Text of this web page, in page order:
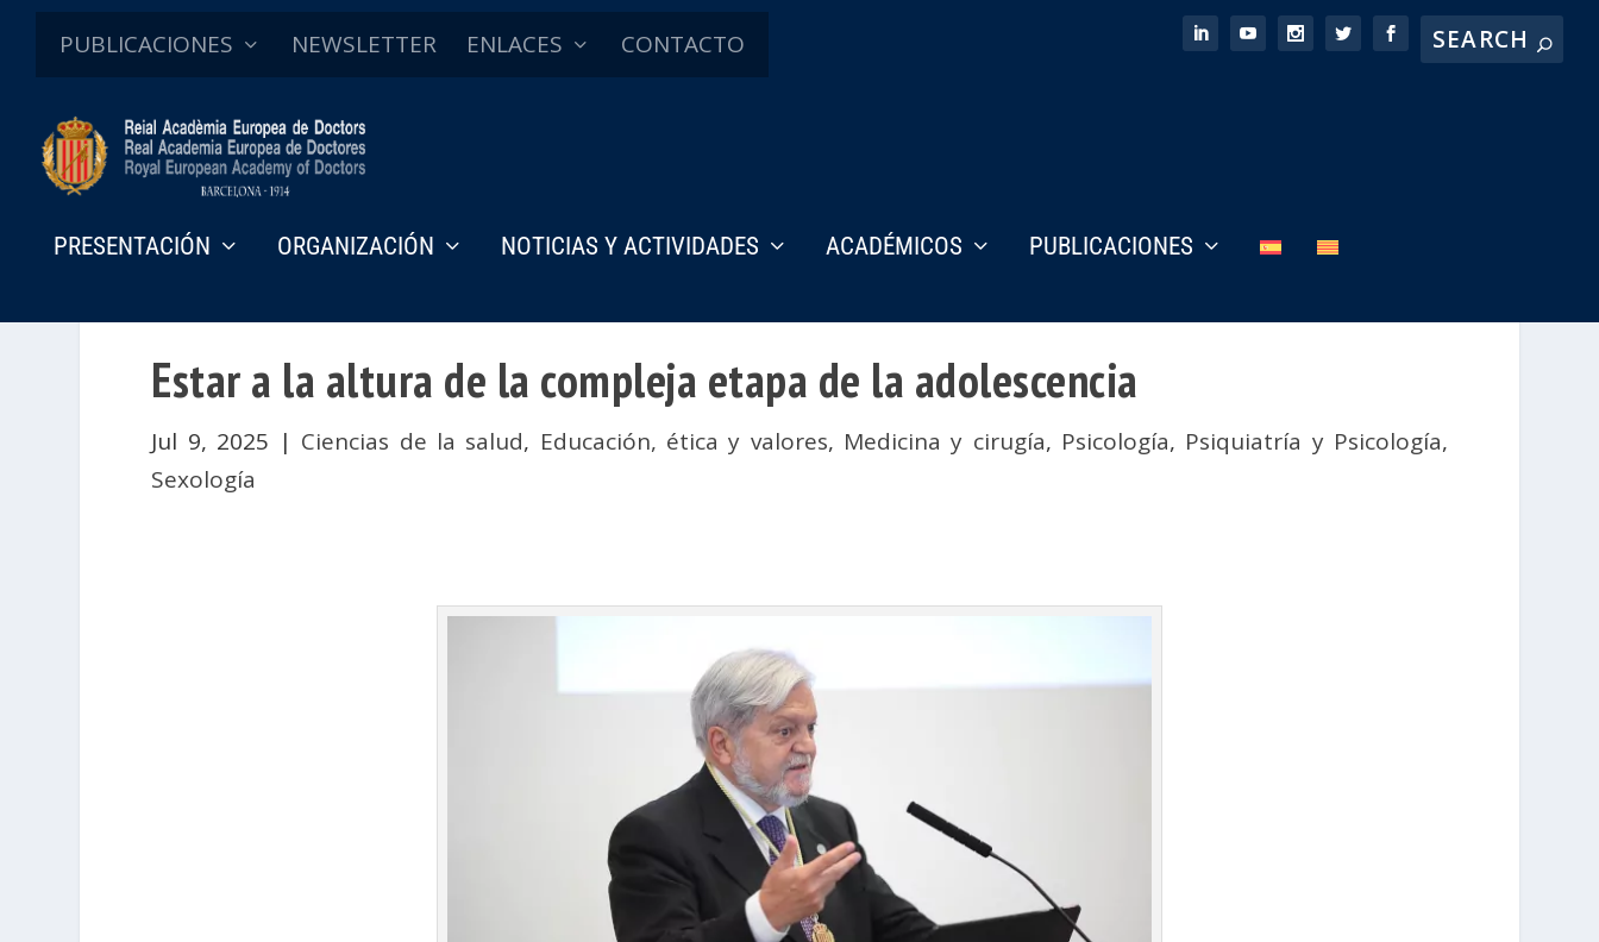
PUBLICACIONES NEWSLETTER ENLACES CONTACTO
PRESENTACIÓN ORGANIZACIÓN NOTICIAS Y ACTIVIDADES ACADÉMICOS PUBLICACIONES
Estar a la altura de la compleja etapa de la adolescencia
Jul 9, 2025 | Ciencias de la salud, Educación, ética y valores, Medicina y cirugía, Psicología, Psiquiatría y Psicología,
Sexología